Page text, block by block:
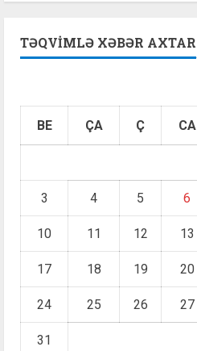
TƏQVIMLƏ XƏBƏR AXTAR
BE ÇA Ç CA
3 4 5 6
10 11 12 13
17 18 19 20
24 25 26 27
31